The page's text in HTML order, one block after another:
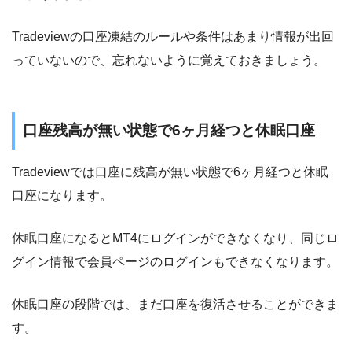
Tradeviewの口座凍結のルールや条件はあまり情報が出回
っていないので、忘れないように覚えておきましょう。
口座残高が無い状態で6ヶ月経つと休眠口座
Tradeviewでは口座に残高が無い状態で6ヶ月経つと休眠
口座になります。
休眠口座になるとMT4にログインができなくなり、同じロ
グイン情報で会員ページのログインもできなくなります。
休眠口座の段階では、まだ口座を復活させることができま
す。